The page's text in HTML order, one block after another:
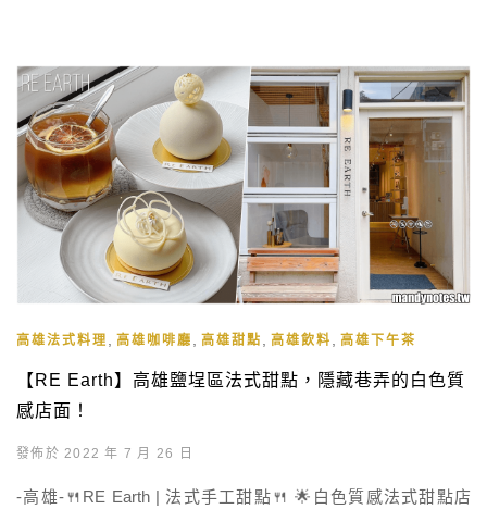
高雄法式料理 高雄咖啡廳 高雄甜點 高雄飲料 高雄下午茶
【RE Earth】高雄鹽埕區法式甜點，隱藏巷弄的白色質
感店面！
發佈於 2022 年 7 月 26 日
-高雄-🍴RE Earth | 法式手工甜點🍴 🌟白色質感法式甜點店